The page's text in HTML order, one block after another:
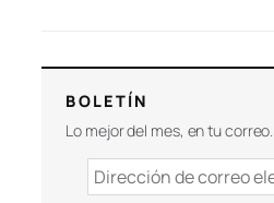
BOLETÍN
Lo mejor del mes, en tu correo.